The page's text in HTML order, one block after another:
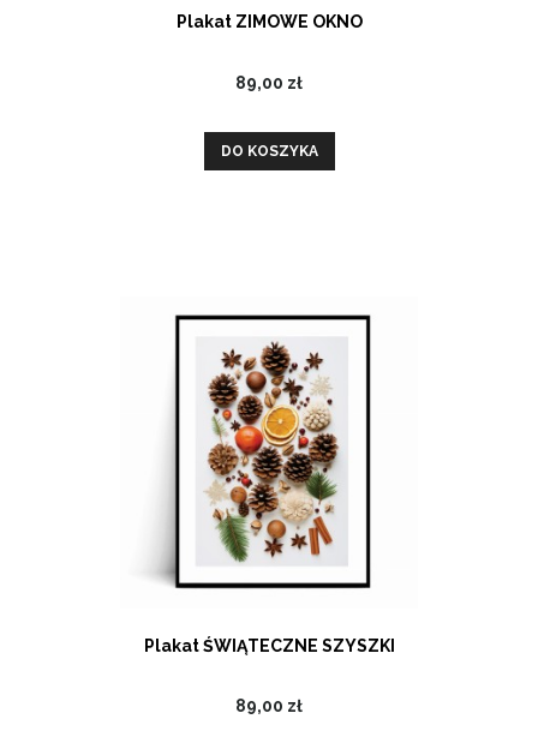
Plakat ZIMOWE OKNO
89,00 zł
DO KOSZYKA
Plakat ŚWIĄTECZNE SZYSZKI
89,00 zł